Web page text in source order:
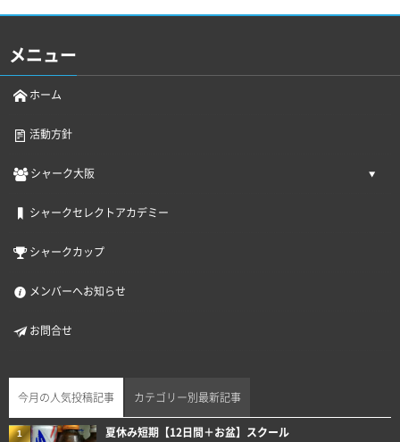
メニュー
ホーム
活動方針
シャーク大阪
シャークセレクトアカデミー
シャークカップ
メンバーへお知らせ
お問合せ
今月の人気投稿記事 カテゴリー別最新記事
夏休み短期【12日間＋お盆】スクール
1